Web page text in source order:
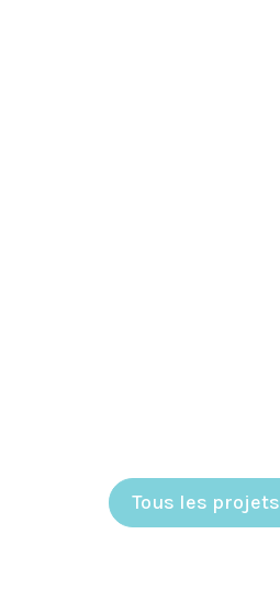
Tous les projets